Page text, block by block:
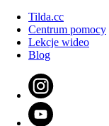
Tilda.cc
Centrum pomocy
Lekcje wideo
Blog